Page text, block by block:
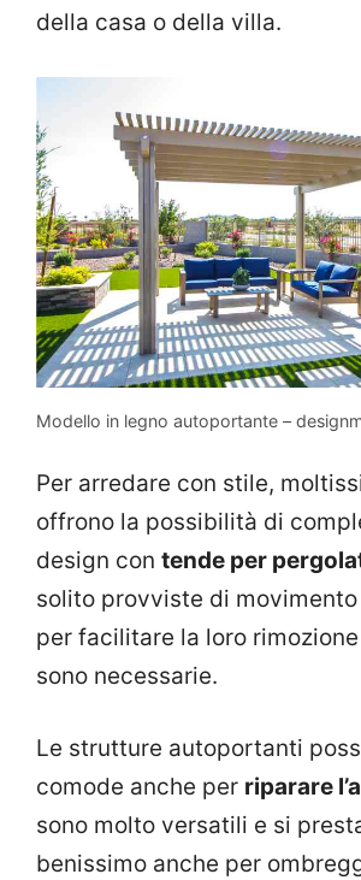
della casa o della villa.
Modello in legno autoportante –
Per arredare con stile,
offrono la possibilità di
design con tende per
solito provviste di
per facilitare la loro
sono necessarie.
Le strutture autoportanti
comode anche per riparare
sono molto versatili e si
benissimo anche per